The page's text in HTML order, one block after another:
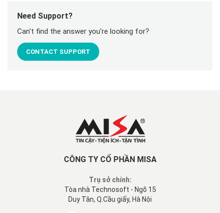
Need Support?
Can't find the answer you're looking for?
CONTACT SUPPORT
CÔNG TY CỔ PHẦN MISA
Trụ sở chính:
Tòa nhà Technosoft - Ngõ 15
Duy Tân, Q.Cầu giấy, Hà Nội